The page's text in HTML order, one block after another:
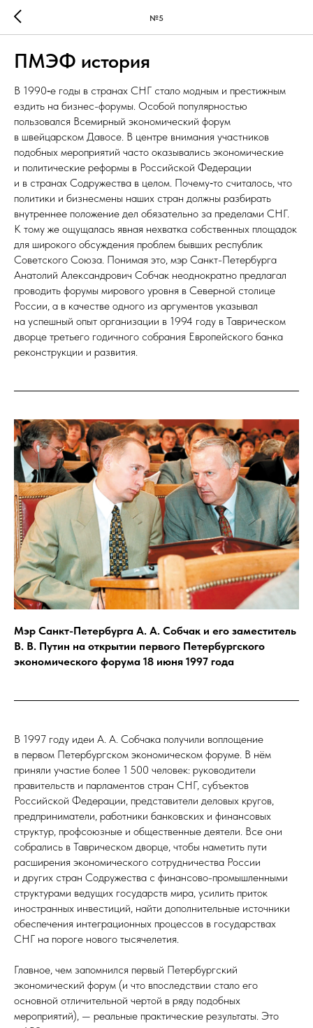
№5
ПМЭФ история
В 1990‑е годы в странах СНГ стало модным и престижным
ездить на бизнес-форумы. Особой популярностью
пользовался Всемирный экономический форум
в швейцарском Давосе. В центре внимания участников
подобных мероприятий часто оказывались экономические
и политические реформы в Российской Федерации
и в странах Содружества в целом. Почему‑то считалось, что
политики и бизнесмены наших стран должны разбирать
внутреннее положение дел обязательно за пределами СНГ.
К тому же ощущалась явная нехватка собственных площадок
для широкого обсуждения проблем бывших республик
Советского Союза. Понимая это, мэр Санкт-Петербурга
Анатолий Александрович Собчак неоднократно предлагал
проводить форумы мирового уровня в Северной столице
России, а в качестве одного из аргументов указывал
на успешный опыт организации в 1994 году в Таврическом
дворце третьего годичного собрания Европейского банка
реконструкции и развития.
Мэр Санкт-Петербурга А. А. Собчак и его заместитель
В. В. Путин на открытии первого Петербургского
экономического форума 18 июня 1997 года
В 1997 году идеи А. А. Собчака получили воплощение
в первом Петербургском экономическом форуме. В нём
приняли участие более 1 500 человек: руководители
правительств и парламентов стран СНГ, субъектов
Российской Федерации, представители деловых кругов,
предприниматели, работники банковских и финансовых
структур, профсоюзные и общественные деятели. Все они
собрались в Таврическом дворце, чтобы наметить пути
расширения экономического сотрудничества России
и других стран Содружества с финансово-промышленными
структурами ведущих государств мира, усилить приток
иностранных инвестиций, найти дополнительные источники
обеспечения интеграционных процессов в государствах
СНГ на пороге нового тысячелетия.
Главное, чем запомнился первый Петербургский
экономический форум (и что впоследствии стало его
основной отличительной чертой в ряду подобных
мероприятий), — реальные практические результаты. Это